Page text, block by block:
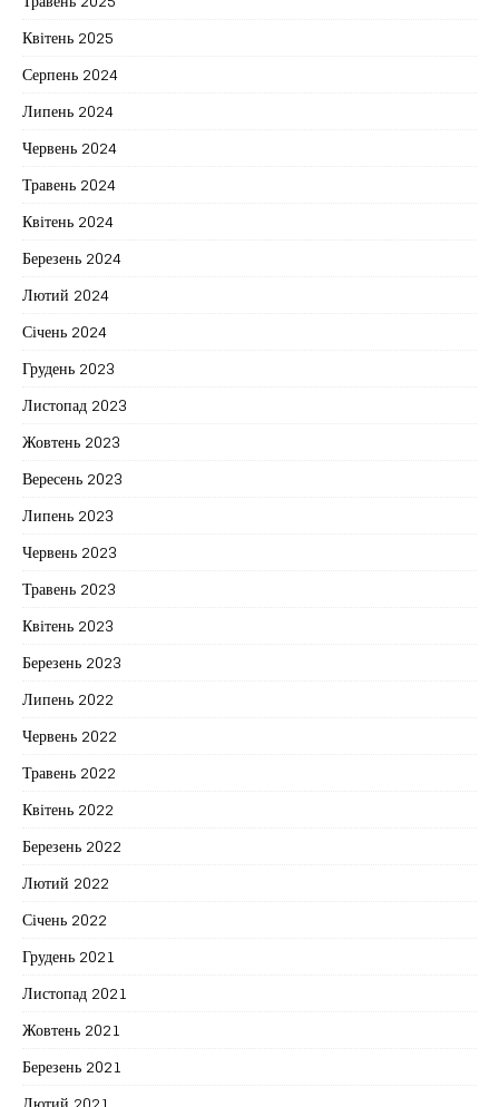
Квітень 2025
Серпень 2024
Липень 2024
Червень 2024
Травень 2024
Квітень 2024
Березень 2024
Лютий 2024
Січень 2024
Грудень 2023
Листопад 2023
Жовтень 2023
Вересень 2023
Липень 2023
Червень 2023
Травень 2023
Квітень 2023
Березень 2023
Липень 2022
Червень 2022
Травень 2022
Квітень 2022
Березень 2022
Лютий 2022
Січень 2022
Грудень 2021
Листопад 2021
Жовтень 2021
Березень 2021